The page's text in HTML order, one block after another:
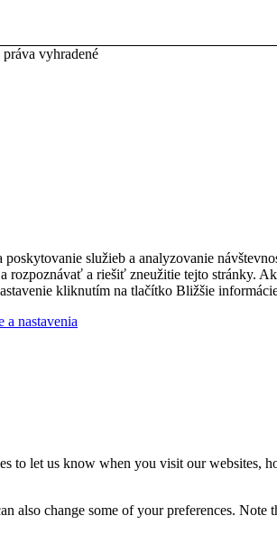
vyhradené
služieb a analyzovanie
rozpoznávať a riešiť zneužitie tejto stránky.
kliknutím na tlačítko Bližšie
a nastavenia
to let us know when you visit our
also change some of your preferences.